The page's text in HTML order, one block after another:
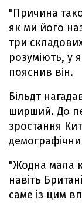
"Причина
як ми його
три
розуміють, у
пояснив він.
Більдт
ширший. До
зростання
"Жодна мала
навіть
саме із цим